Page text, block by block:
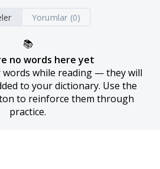
Yorumlar (0)
📚
no words here yet
while reading — they will
to your dictionary. Use the
to reinforce them through
practice.